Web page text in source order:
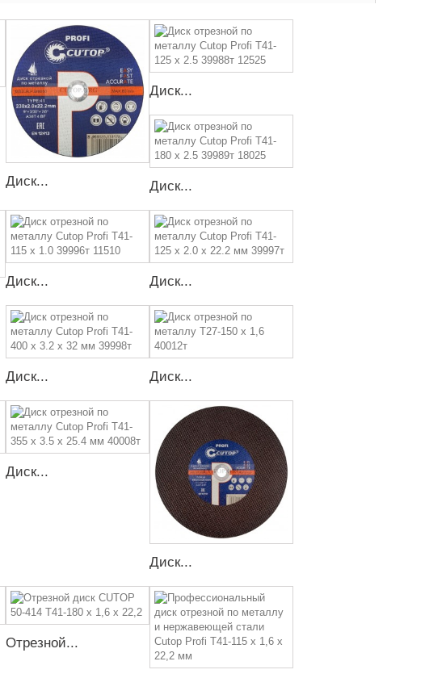
Диск...
Диск...
Диск...
Диск... Диск...
Диск... Диск...
Диск...
Диск...
Отрезной...